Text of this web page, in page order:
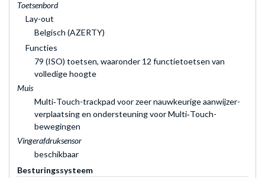
Toetsenbord
Lay-out
Belgisch (AZERTY)
Functies
79 (ISO) toetsen, waaronder 12 functietoetsen van
volledige hoogte
Muis
Multi‑Touch-trackpad voor zeer nauwkeurige aanwijzer­
verplaatsing en ondersteuning voor Multi‑Touch-
bewegingen
Vingerafdruksensor
beschikbaar
Besturingssysteem